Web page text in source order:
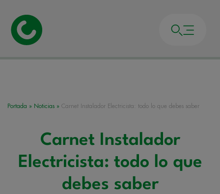
Portada » Noticias » Carnet Instalador Electricista: todo lo que debes saber
Carnet Instalador
Electricista: todo lo que
debes saber